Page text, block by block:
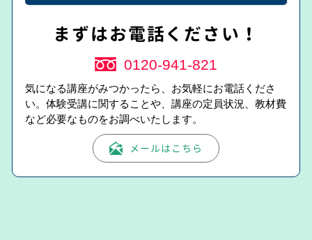
まずはお電話ください！
0120-941-821
気になる講座がみつかったら、お気軽にお電話くださ
い。体験受講に関することや、講座の定員状況、教材費
など必要なものをお調べいたします。
メールはこちら